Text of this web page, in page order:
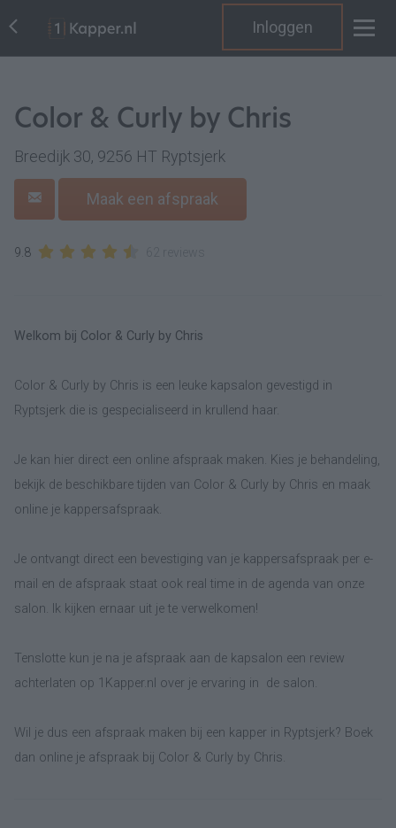
Inloggen
Color & Curly by Chris
Breedijk 30, 9256 HT Ryptsjerk
Maak een afspraak
9.8
Welkom bij Color & Curly by Chris
Color & Curly by Chris is een leuke kapsalon gevestigd in
Ryptsjerk die is gespecialiseerd in krullend haar.
Je kan hier direct een online afspraak maken. Kies je behandeling,
bekijk de beschikbare tijden van Color & Curly by Chris en maak
online je kappersafspraak.
Je ontvangt direct een bevestiging van je kappersafspraak per e-
mail en de afspraak staat ook real time in de agenda van onze
salon. Ik kijken ernaar uit je te verwelkomen!
Tenslotte kun je na je afspraak aan de kapsalon een review
achterlaten op 1Kapper.nl over je ervaring in de salon.
Wil je dus een afspraak maken bij een kapper in Ryptsjerk? Boek
dan online je afspraak bij Color & Curly by Chris.